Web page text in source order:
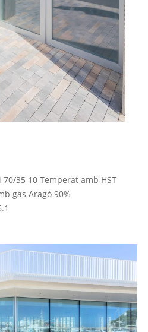
70/35 10 Temperat amb HST
gas Aragó 90%